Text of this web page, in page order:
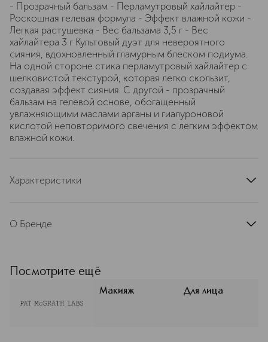
- Прозрачный бальзам - Перламутровый хайлайтер -
Роскошная гелевая формула - Эффект влажной кожи -
Легкая растушевка - Вес бальзама 3,5 г - Вес
хайлайтера 3 г Культовый дуэт для невероятного
сияния, вдохновленный гламурным блеском подиума.
На одной стороне стика перламутровый хайлайтер с
шелковистой текстурой, которая легко скользит,
создавая эффект сияния. С другой - прозрачный
бальзам на гелевой основе, обогащенный
увлажняющими маслами арганы и гиалуроновой
кислотой неповторимого свечения с легким эффектом
влажной кожи.
Характеристики
О Бренде
насыщенные пигменты и удобные
текстуры, которые экономят время
и дают вау-эффект без сложных
Посмотрите ещё
Макияж Для лица